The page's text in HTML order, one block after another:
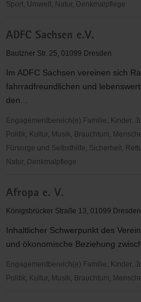
e.V.
Sport, Umwelt, Natur, Denkmalpflege
Dresden
e.
ADFC Sachsen e.V.
Bautzner Str. 25, 01099 Dresden
Im ADFC Sachsen vereinen sich
fahrradfreundlichen und
den...
Engagementbereich(e) Familie, Kinder,
Politik, Kultur, Musik, Brauchtum,
Fürsorge und Selbsthilfe, Sicherheit,
Natur, Denkmalpflege
Sachsen
e.V.
Afropa e. V.
Königsbrücker Straße 13, 01099 Dresden
Inhaltlicher Schwerpunkt des
und ökonomische Beziehung
Engagementbereich(e) Familie, Kinder,
Politik, Kultur, Musik, Brauchtum,